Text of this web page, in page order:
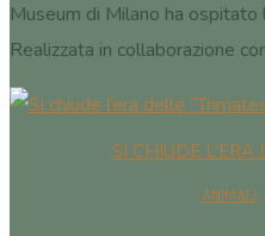
Museum di Milano ha
Realizzata in collaborazione
SI CHIUDE L’ERA
ANIMALI ,